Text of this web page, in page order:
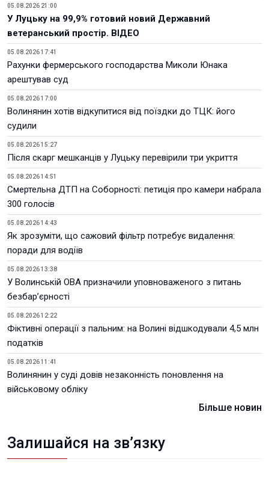
05.08.2026 21:00
У Луцьку на 99,9% готовий новий Державний
ветеранський простір. ВІДЕО
05.08.2026 17:41
Рахунки фермерського господарства Миколи Юнака
арештував суд
05.08.2026 17:00
Волинянин хотів відкупитися від поїздки до ТЦК: його
судили
05.08.2026 15:27
Після скарг мешканців у Луцьку перевірили три укриття
05.08.2026 14:51
Смертельна ДТП на Соборності: петиція про камери набрала
300 голосів
05.08.2026 14:43
Як зрозуміти, що сажовий фільтр потребує видалення:
поради для водіїв
05.08.2026 13:38
У Волинській ОВА призначили уповноваженого з питань
безбар’єрності
05.08.2026 12:22
Фіктивні операції з пальним: на Волині відшкодували 4,5 млн
податків
05.08.2026 11:41
Волинянин у суді довів незаконність поновлення на
військовому обліку
Більше новин
Залишайся на зв’язку